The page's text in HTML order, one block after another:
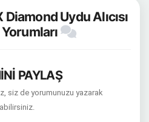
Uydu Alıcısı
Yorumları
PAYLAŞ
siz de yorumunuzu yazarak